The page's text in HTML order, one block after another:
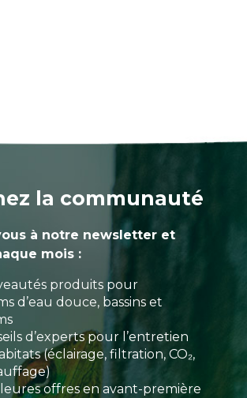
la communauté
à notre newsletter et
mois :
produits pour
d’eau douce, bassins et
d’experts pour l’entretien
(éclairage, filtration, CO₂,
offres en avant-première